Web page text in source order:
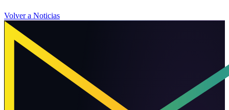
Volver a Noticias